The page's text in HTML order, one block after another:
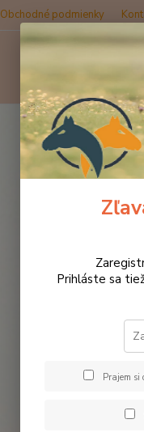
Obchodné podmienky
Úvod Značka
Doprava
Prihláste sa
Prajem si